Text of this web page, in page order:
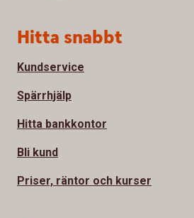
Sidfot
Hitta snabbt
Kundservice
Spärrhjälp
Hitta bankkontor
Bli kund
Priser, räntor och kurser